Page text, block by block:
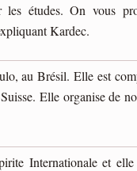
études. On vous
Kardec.
au Brésil. Elle est
Elle organise de
Internationale et